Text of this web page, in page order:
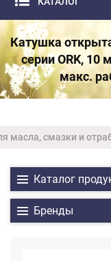
Катушка
серии ORK, 10
макс.
масла, смазки и
Каталог
Бренды